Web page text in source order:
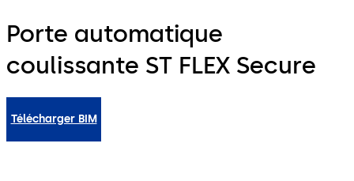
Porte automatique
coulissante ST FLEX Secure
Télécharger BIM